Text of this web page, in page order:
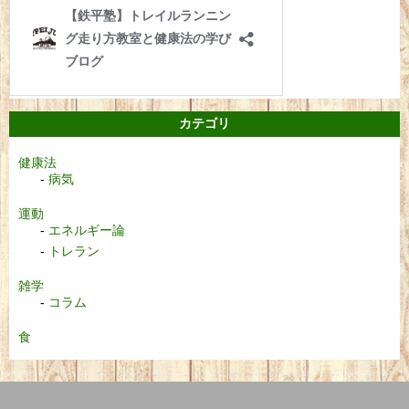
カテゴリ
健康法
病気
運動
エネルギー論
トレラン
雑学
コラム
食